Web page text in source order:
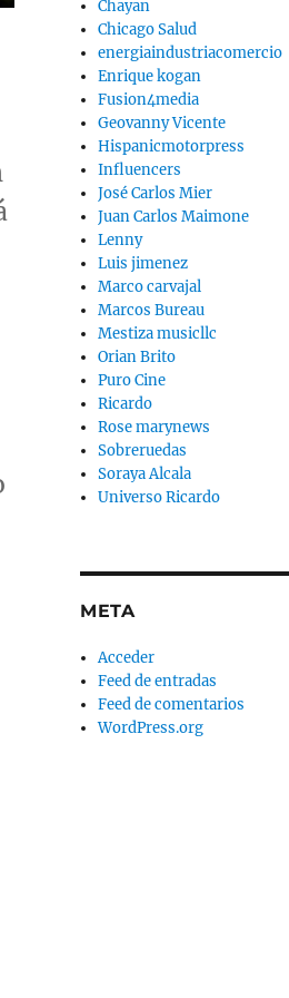
Chayan
Chicago Salud
energiaindustriacomercio
Enrique kogan
Fusion4media
Geovanny Vicente
Hispanicmotorpress
Influencers
José Carlos Mier
Juan Carlos Maimone
Lenny
Luis jimenez
Marco carvajal
Marcos Bureau
Mestiza musicllc
Orian Brito
Puro Cine
Ricardo
Rose marynews
Sobreruedas
Soraya Alcala
Universo Ricardo
META
Acceder
Feed de entradas
Feed de comentarios
WordPress.org